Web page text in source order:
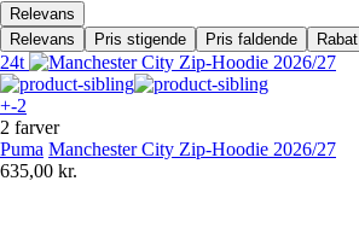
Relevans
Relevans
Pris stigende Pris faldende Rabat
24t
+-2
2 farver
Puma Manchester City Zip-Hoodie 2026/27
635,00 kr.